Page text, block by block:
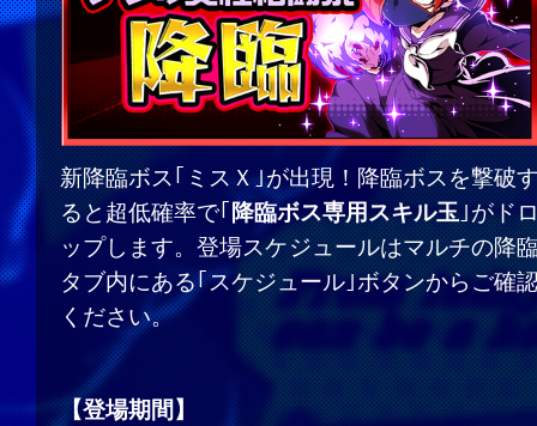
新降臨ボス｢ミスＸ｣が出現！降臨ボスを撃破
ると超低確率で｢降臨ボス専用スキル玉｣がド
ップします。登場スケジュールはマルチの降
タブ内にある｢スケジュール｣ボタンからご確
ください。
【登場期間】